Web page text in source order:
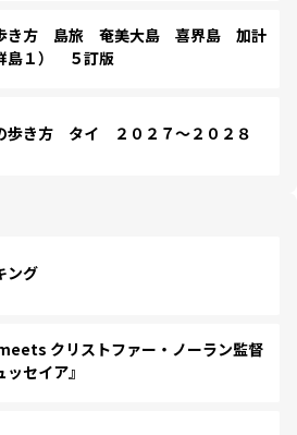
き方 島旅 奄美大島 喜界島 加計
島１） ５訂版
歩き方 タイ ２０２７～２０２８
ング
クリストファー・ノーラン監督
セイア』